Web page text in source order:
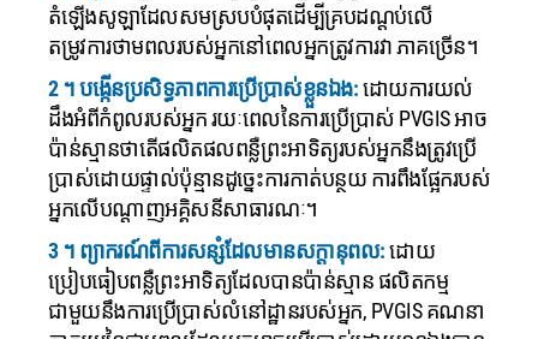
តំឡើងសូឡាដែលសមស្របបំផុតដើម្បីគ្របដណ្តប់លើ
តម្រូវការថាមពលរបស់អ្នកនៅពេលអ្នកត្រូវការវា ភាគច្រើន។
2 ។ បង្កើនប្រសិទ្ធភាពការប្រើប្រាស់ខ្លួនឯង:ដោយការយល់
ដឹងអំពីកំពូលរបស់អ្នក រយៈពេលនៃការប្រើប្រាស់ PVGIS អាច
ប៉ាន់ស្មានថាតើផលិតផលពន្លឺព្រះអាទិត្យរបស់អ្នកនឹងត្រូវប្រើ
ប្រាស់ដោយផ្ទាល់ប៉ុន្មានដូច្នេះការកាត់បន្ថយ ការពឹងផ្អែករបស់
អ្នកលើបណ្តាញអគ្គិសនីសាធារណៈ។
3 ។ ព្យាករណ៍ពីការសន្សំដែលមានសក្តានុពល:ដោយ
ប្រៀបធៀបពន្លឺព្រះអាទិត្យដែលបានប៉ាន់ស្មាន ផលិតកម្ម
ជាមួយនឹងការប្រើប្រាស់លំនៅដ្ឋានរបស់អ្នក, PVGIS គណនា